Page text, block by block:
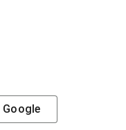
Google